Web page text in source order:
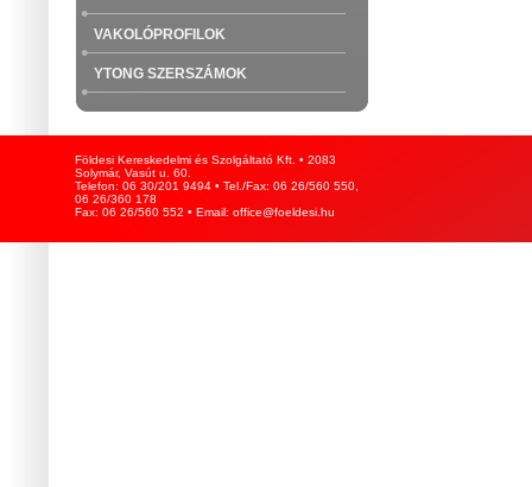
VAKOLÓPROFILOK
YTONG SZERSZÁMOK
Földesi Kereskedelmi és Szolgáltató Kft. • 2083
Solymár, Vasút u. 60.
Telefon: 06 30/201 9494 • Tel./Fax: 06 26/560 550,
06 26/360 178
Fax: 06 26/560 552 • Email: office@foeldesi.hu